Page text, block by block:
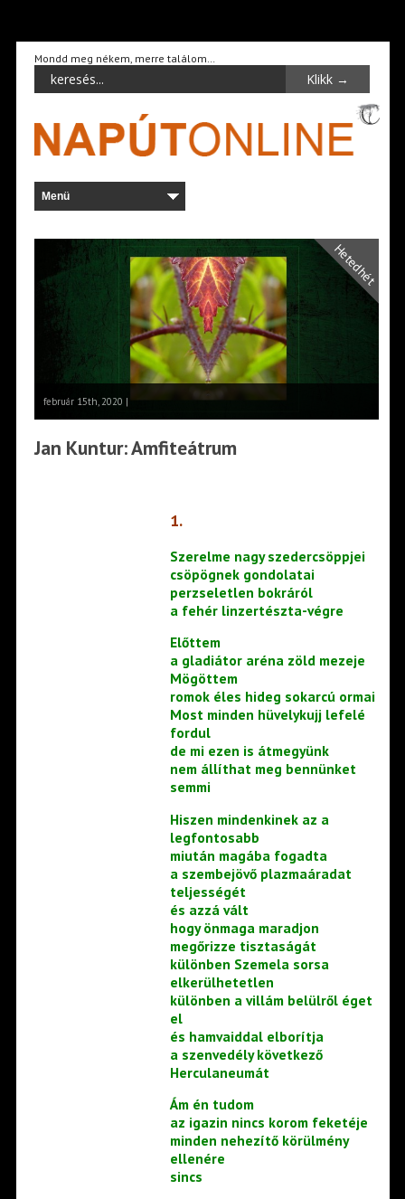
Mondd meg nékem, merre találom…
Hetedhét
február 15th, 2020 |
Jan Kuntur: Amfiteátrum
1.
Szerelme nagy szedercsöppjei
csöpögnek gondolatai
perzseletlen bokráról
a fehér linzertészta-végre
Előttem
a gladiátor aréna zöld mezeje
Mögöttem
romok éles hideg sokarcú ormai
Most minden hüvelykujj lefelé
fordul
de mi ezen is átmegyünk
nem állíthat meg bennünket
semmi
Hiszen mindenkinek az a
legfontosabb
miután magába fogadta
a szembejövő plazmaáradat
teljességét
és azzá vált
hogy önmaga maradjon
megőrizze tisztaságát
különben Szemela sorsa
elkerülhetetlen
különben a villám belülről éget
el
és hamvaiddal elborítja
a szenvedély következő
Herculaneumát
Ám én tudom
az igazin nincs korom feketéje
minden nehezítő körülmény
ellenére
sincs